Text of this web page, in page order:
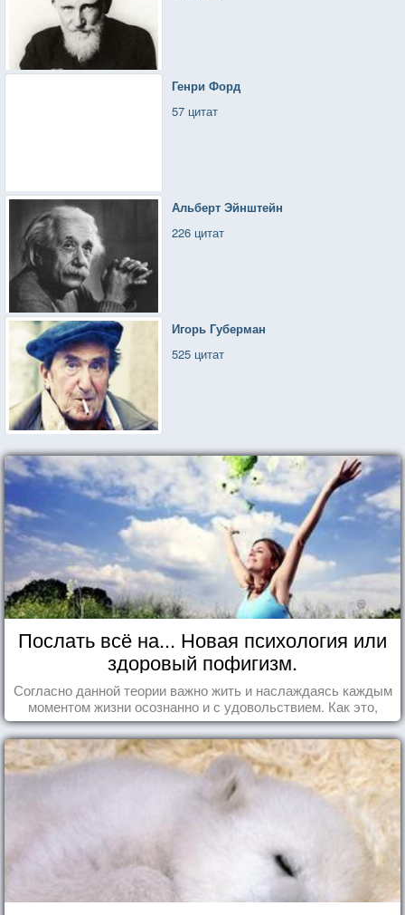
Генри Форд
57 цитат
Альберт Эйнштейн
226 цитат
Игорь Губерман
525 цитат
Послать всё на... Новая психология или
здоровый пофигизм.
Согласно данной теории важно жить и наслаждаясь каждым
моментом жизни осознанно и с удовольствием. Как это,
попробуем разобраться на реальных примерах.